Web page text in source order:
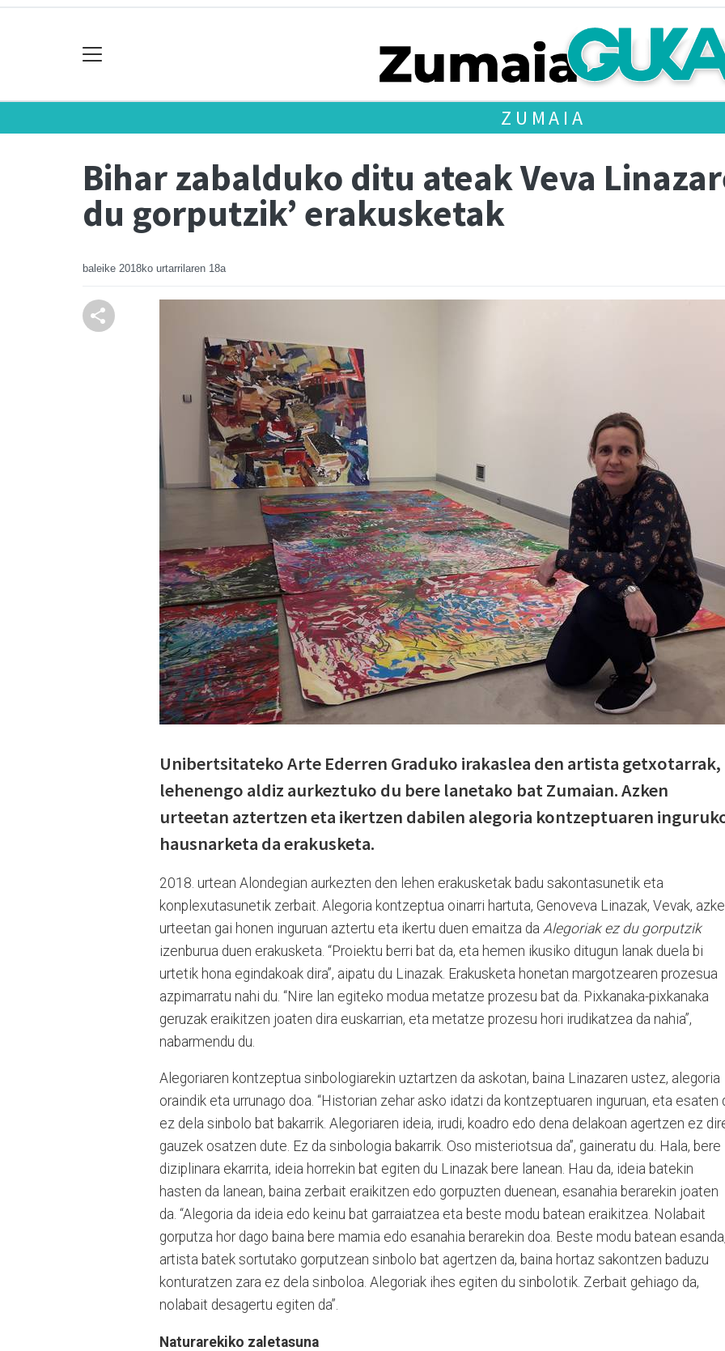
ZUMAIA
Bihar zabalduko ditu ateak Veva
du gorputzik’ erakusketak
baleike 2018ko urtarrilaren 18a
Unibertsitateko Arte Ederren Graduko irakaslea den artista getxotarrak,
lehenengo aldiz aurkeztuko du bere lanetako bat Zumaian. Azken
urteetan aztertzen eta ikertzen dabilen alegoria kontzeptuaren
hausnarketa da erakusketa.
2018. urtean Alondegian aurkezten den lehen erakusketak badu sakontasunetik eta
konplexutasunetik zerbait. Alegoria kontzeptua oinarri hartuta, Genoveva Linazak, Vevak,
urteetan gai honen inguruan aztertu eta ikertu duen emaitza da Alegoriak ez du gorputzik
izenburua duen erakusketa. “Proiektu berri bat da, eta hemen ikusiko ditugun lanak duela bi
urtetik hona egindakoak dira”, aipatu du Linazak. Erakusketa honetan margotzearen prozesua
azpimarratu nahi du. “Nire lan egiteko modua metatze prozesu bat da. Pixkanaka-pixkanaka
geruzak eraikitzen joaten dira euskarrian, eta metatze prozesu hori irudikatzea da nahia”,
nabarmendu du.
Alegoriaren kontzeptua sinbologiarekin uztartzen da askotan, baina Linazaren ustez, alegoria
oraindik eta urrunago doa. “Historian zehar asko idatzi da kontzeptuaren inguruan, eta esaten
ez dela sinbolo bat bakarrik. Alegoriaren ideia, irudi, koadro edo dena delakoan agertzen ez
gauzek osatzen dute. Ez da sinbologia bakarrik. Oso misteriotsua da”, gaineratu du. Hala, bere
diziplinara ekarrita, ideia horrekin bat egiten du Linazak bere lanean. Hau da, ideia batekin
hasten da lanean, baina zerbait eraikitzen edo gorpuzten duenean, esanahia berarekin joaten
da. “Alegoria da ideia edo keinu bat garraiatzea eta beste modu batean eraikitzea. Nolabait
gorputza hor dago baina bere mamia edo esanahia berarekin doa. Beste modu batean
artista batek sortutako gorputzean sinbolo bat agertzen da, baina hortaz sakontzen baduzu
konturatzen zara ez dela sinboloa. Alegoriak ihes egiten du sinbolotik. Zerbait gehiago da,
nolabait desagertu egiten da”.
Naturarekiko zaletasuna